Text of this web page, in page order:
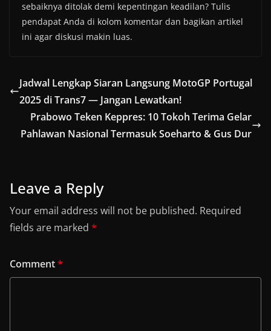
sebaiknya ditolak demi kepentingan keadilan? Tulis
pendapat Anda di kolom komentar dan bagikan artikel
ini agar diskusi makin luas.
Jadwal Lengkap Siaran Langsung MotoGP Portugal
2025 di Trans7 — Jangan Lewatkan!
Prabowo Teken Keppres: 10 Tokoh Terima Gelar
Pahlawan Nasional Termasuk Soeharto & Gus Dur
Leave a Reply
Your email address will not be published. Required
fields are marked *
Comment*